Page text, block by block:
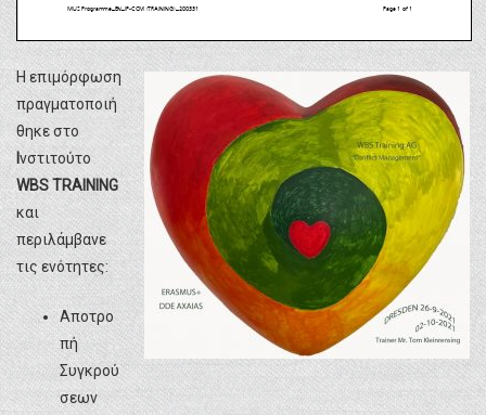
Η επιμόρφωση
πραγματοποιή
θηκε στο
νστιτούτο
WBS TRAINING
και
περιλάμβανε
τις ενότητες:
Αποτρο
πή
Συγκρού
σεων